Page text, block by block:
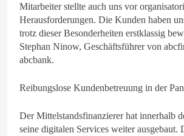
Mitarbeiter stellte auch uns vor
Herausforderungen. Die Kunden haben
trotz dieser Besonderheiten erstklassig
Stephan Ninow, Geschäftsführer von
abcbank.
Reibungslose Kundenbetreuung in der
Der Mittelstandsfinanzierer hat innerhalb
seine digitalen Services weiter ausgebaut.